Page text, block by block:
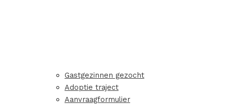
Gastgezinnen gezocht
Adoptie traject
Aanvraagformulier